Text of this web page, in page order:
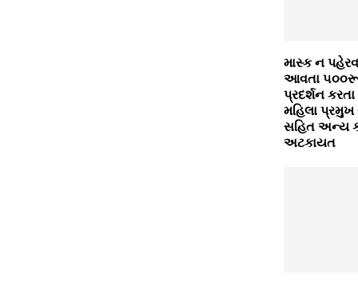
માસ્ક ન
આવતા ૫૦૦રૂ.
પ્રદર્શન
મહિલા પ્રમુખ
સહિત અન્ય
અટકાયત